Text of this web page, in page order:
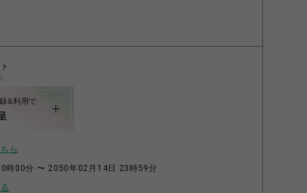
&利用で
ら
時00分 〜 2050年02月14日 23時59分